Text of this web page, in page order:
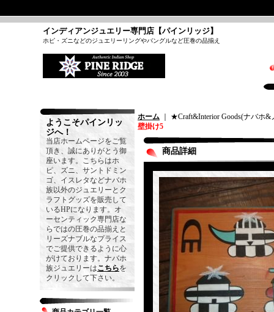
インディアンジュエリー専門店【パインリッジ】
ホピ・ズニなどのジュエリーリングやバングルなど圧巻の品揃え
ようこそパインリッ
ジへ！
当店ホームページをご覧
頂き、誠にありがとう御
座います。こちらはホ
ピ、ズニ、サントドミン
ゴ、イスレタなどナバホ
族以外のジュエリーとク
ラフトグッズを販売して
いるHPになります。オ
ーセンティック専門店な
らではの圧巻の品揃えと
リーズナブルなプライス
でご提供できるように心
がけております。ナバホ
族ジュエリーはこちらを
クリックして下さい。
ホーム ｜ ★Craft&Interior Goods(ナバホ
壁掛け5
商品詳細